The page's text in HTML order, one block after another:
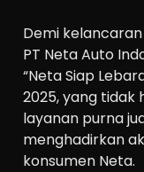
Demi
PT Neta Auto
“Neta Siap
2025, yang tidak
layanan purna
menghadirkan
konsumen Neta.